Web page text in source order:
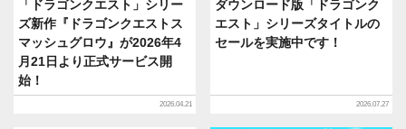
「ドラゴンクエスト」シリー
ズ新作『ドラゴンクエストス
マッシュグロウ』が2026年4
月21日より正式サービス開
始！
2026.04.21
ダウンロード版「ドラゴンク
エスト」シリーズタイトルの
セールを実施中です！
2026.07.27